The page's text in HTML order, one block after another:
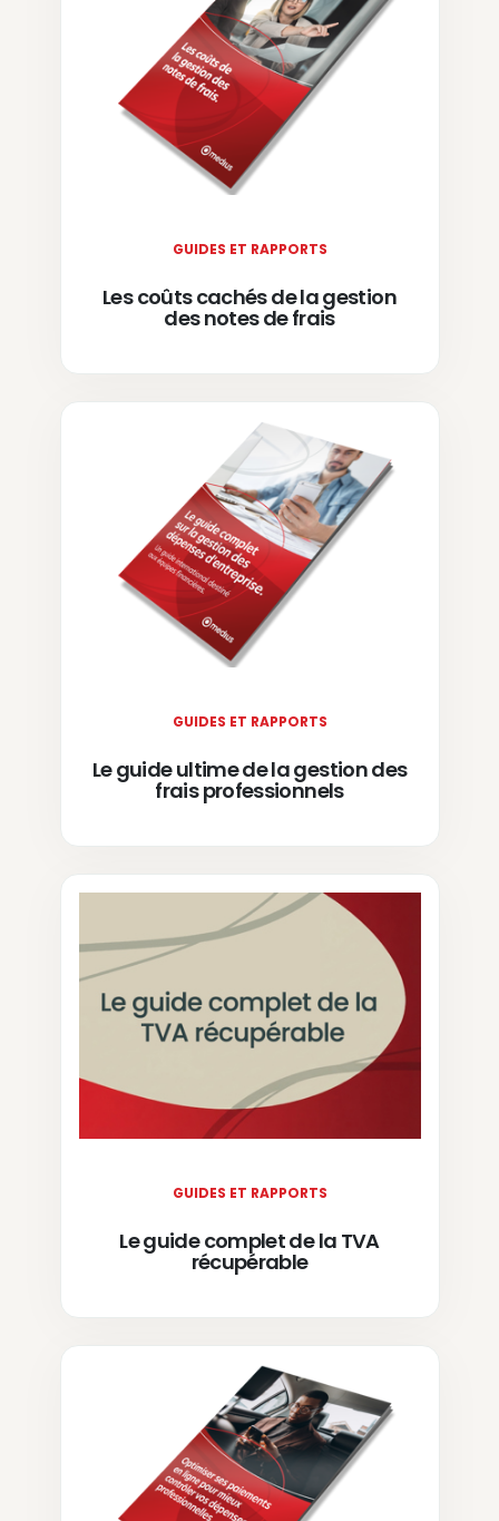
GUIDES ET RAPPORTS
Les coûts cachés de la gestion
des notes de frais
GUIDES ET RAPPORTS
Le guide ultime de la gestion des
frais professionnels
GUIDES ET RAPPORTS
Le guide complet de la TVA
récupérable